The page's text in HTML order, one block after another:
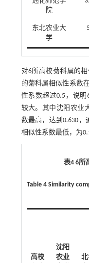
院
东北农业大
学
对6所高校菊科属的
的菊科属相似性系数
性系数超过0.5，说
较大。其中沈阳农业
数最高，达到0.630
相似性系数最低，为
表4 6所
Table 4 Similarity
高校
沈阳
农业